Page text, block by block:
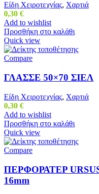
Είδη Χειροτεχνίας, Χαρτιά
0,30 €
Add to wishlist
Προσθήκη στο καλάθι
Quick view
Compare
ΓΛΑΣΣΕ 50×70 ΣΙΕΛ
Είδη Χειροτεχνίας, Χαρτιά
0,30 €
Add to wishlist
Προσθήκη στο καλάθι
Quick view
Compare
ΠΕΡΦΟΡΑΤΕΡ
16mm